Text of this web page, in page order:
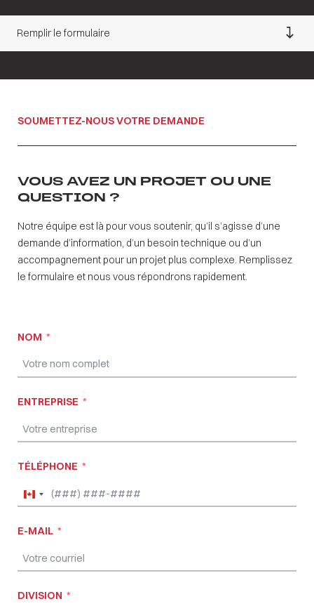
Remplir le formulaire
SOUMETTEZ-NOUS VOTRE DEMANDE
VOUS AVEZ UN PROJET OU UNE
QUESTION ?
Notre équipe est là pour vous soutenir, qu’il s’agisse d’une
demande d’information, d’un besoin technique ou d’un
accompagnement pour un projet plus complexe. Remplissez
le formulaire et nous vous répondrons rapidement.
NOM
ENTREPRISE
TÉLÉPHONE
Canada
+1
E-MAIL
DIVISION